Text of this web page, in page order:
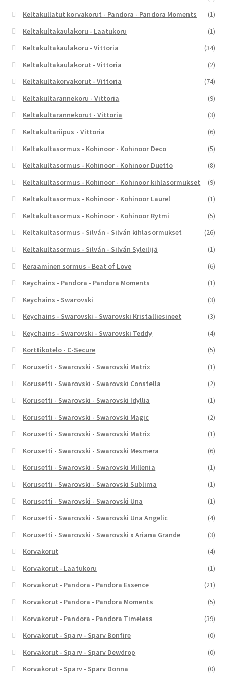
Keltakullatut korvakorut - Pandora - Pandora Moments
(1)
Keltakultakaulakoru - Laatukoru
(1)
Keltakultakaulakoru - Vittoria
(34)
Keltakultakaulakorut - Vittoria
(2)
Keltakultakorvakorut - Vittoria
(74)
Keltakultarannekoru - Vittoria
(9)
Keltakultarannekorut - Vittoria
(3)
Keltakultariipus - Vittoria
(6)
Keltakultasormus - Kohinoor - Kohinoor Deco
(5)
Keltakultasormus - Kohinoor - Kohinoor Duetto
(8)
Keltakultasormus - Kohinoor - Kohinoor kihlasormukset
(9)
Keltakultasormus - Kohinoor - Kohinoor Laurel
(1)
Keltakultasormus - Kohinoor - Kohinoor Rytmi
(5)
Keltakultasormus - Silván - Silván kihlasormukset
(26)
Keltakultasormus - Silván - Silván Syleilijä
(1)
Keraaminen sormus - Beat of Love
(6)
Keychains - Pandora - Pandora Moments
(1)
Keychains - Swarovski
(3)
Keychains - Swarovski - Swarovski Kristalliesineet
(3)
Keychains - Swarovski - Swarovski Teddy
(4)
Korttikotelo - C-Secure
(5)
Korusetit - Swarovski - Swarovski Matrix
(1)
Korusetti - Swarovski - Swarovski Constella
(2)
Korusetti - Swarovski - Swarovski Idyllia
(1)
Korusetti - Swarovski - Swarovski Magic
(2)
Korusetti - Swarovski - Swarovski Matrix
(1)
Korusetti - Swarovski - Swarovski Mesmera
(6)
Korusetti - Swarovski - Swarovski Millenia
(1)
Korusetti - Swarovski - Swarovski Sublima
(1)
Korusetti - Swarovski - Swarovski Una
(1)
Korusetti - Swarovski - Swarovski Una Angelic
(4)
Korusetti - Swarovski - Swarovski x Ariana Grande
(3)
Korvakorut
(4)
Korvakorut - Laatukoru
(1)
Korvakorut - Pandora - Pandora Essence
(21)
Korvakorut - Pandora - Pandora Moments
(5)
Korvakorut - Pandora - Pandora Timeless
(39)
Korvakorut - Sparv - Sparv Bonfire
(0)
Korvakorut - Sparv - Sparv Dewdrop
(0)
Korvakorut - Sparv - Sparv Donna
(0)